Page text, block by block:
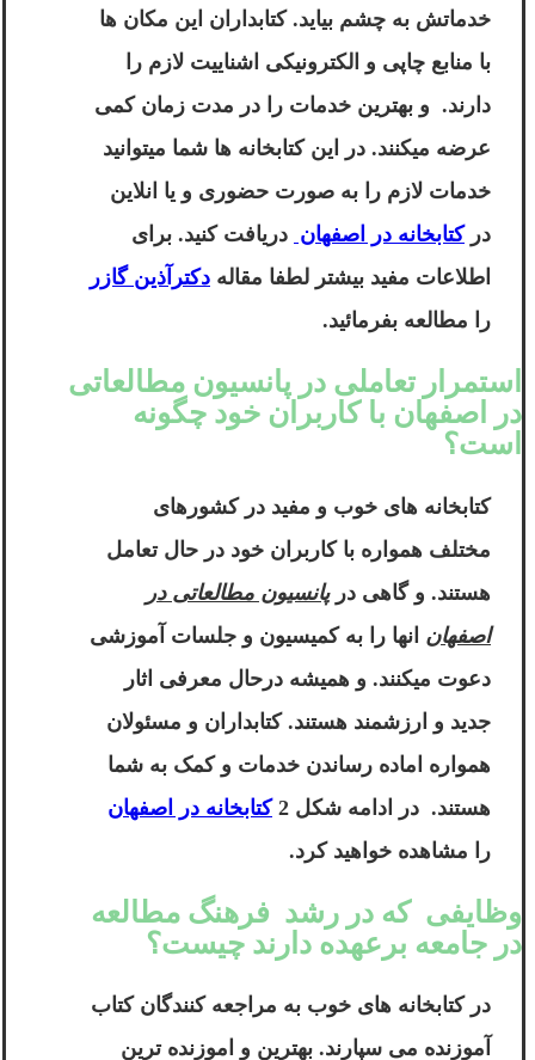
خدماتش به چشم بیاید. کتابداران این مکان ها
با منابع چاپی و الکترونیکی اشناییت لازم را
دارند. و بهترین خدمات را در مدت زمان کمی
عرضه میکنند. در این کتابخانه ها شما میتوانید
خدمات لازم را به صورت حضوری و یا انلاین
درکتابخانه در اصفهان دریافت کنید. برای
اطلاعات مفید بیشتر لطفا مقاله دکترآذین گازر
را مطالعه بفرمائید.
استمرار تعاملی در پانسیون مطالعاتی
در اصفهان با کاربران خود چگونه
است؟
کتابخانه های خوب و مفید در کشورهای
مختلف همواره با کاربران خود در حال تعامل
هستند. و گاهی درپانسیون مطالعاتی در
اصفهان انها را به کمیسیون و جلسات آموزشی
دعوت میکنند. و همیشه درحال معرفی اثار
جدید و ارزشمند هستند. کتابداران و مسئولان
همواره اماده رساندن خدمات و کمک به شما
هستند. در ادامه شکل 2
کتابخانه در اصفهان
را مشاهده خواهید کرد.
وظایفی که در رشد فرهنگ مطالعه
در جامعه برعهده دارند چیست؟
در کتابخانه های خوب به مراجعه کنندگان کتاب
آموزنده می سپارند. بهترین و اموزنده ترین